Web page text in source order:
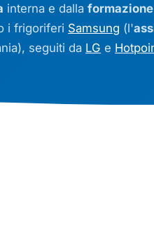
interna e dalla
i frigoriferi Samsung (l'
seguiti da LG e